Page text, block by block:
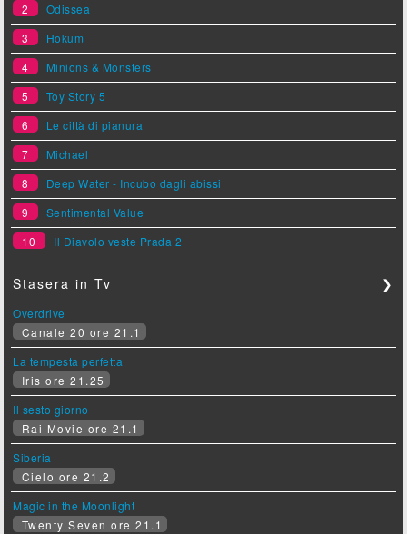
2
Odissea
3
Hokum
4
Minions & Monsters
5
Toy Story 5
6
Le città di pianura
7
Michael
8
Deep Water - Incubo dagli abissi
9
Sentimental Value
10
Il Diavolo veste Prada 2
Stasera in Tv ❯
Overdrive
Canale 20 ore 21.1
La tempesta perfetta
Iris ore 21.25
Il sesto giorno
Rai Movie ore 21.1
Siberia
Cielo ore 21.2
Magic in the Moonlight
Twenty Seven ore 21.1